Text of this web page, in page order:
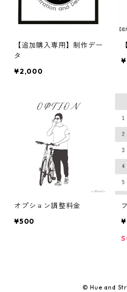
【追加購入専用】制作デー
タ
¥2,000
オプション調整料金
¥500
© Hue and